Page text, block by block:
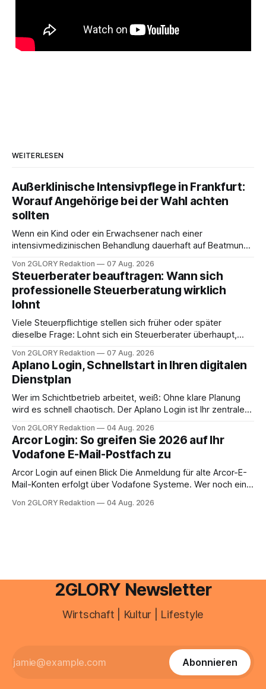
WEITERLESEN
Außerklinische Intensivpflege in Frankfurt:
Worauf Angehörige bei der Wahl achten
sollten
Wenn ein Kind oder ein Erwachsener nach einer
intensivmedizinischen Behandlung dauerhaft auf Beatmung
angewiesen ist, stellt sich für Familien eine schwierige
Frage: Muss die Versorgung dauerhaft in der Klinik bleiben –
oder ist ein Leben zu Hause möglich? Die außerklinische
Intensivpflege bietet genau diese Alternative: Sie
Von 2GLORY Redaktion 07 Aug. 2026
Steuerberater beauftragen: Wann sich
professionelle Steuerberatung wirklich
lohnt
Viele Steuerpflichtige stellen sich früher oder später
dieselbe Frage: Lohnt sich ein Steuerberater überhaupt,
erledigen? Die kurze Antwort: Bei einfachen
Einkommensverhältnissen reicht häufig eine Steuersoftware
aus – sobald jedoch mehrere Einkunftsarten
zusammentreffen oder größere finanzielle Veränderungen
anstehen, zahlt sich professionelle Unterstützung meist
Von 2GLORY Redaktion 07 Aug. 2026
Aplano Login, Schnellstart in Ihren digitalen
Dienstplan
Wer im Schichtbetrieb arbeitet, weiß: Ohne klare Planung
wird es schnell chaotisch. Der Aplano Login ist Ihr zentraler
abwesenheiten und die gesamte kommunikation rund um
Ihr personal digital zu organisieren. In diesem Leitfaden
erfahren Sie alles, was Sie für einen reibungslosen Einstieg
brauchen, von der Registrierung
Von 2GLORY Redaktion 04 Aug. 2026
Arcor Login: So greifen Sie 2026 auf Ihr
Vodafone E-Mail-Postfach zu
Arcor Login auf einen Blick Die Anmeldung für alte Arcor-E-
Mail-Konten erfolgt über Vodafone Systeme. Wer noch eine
besitzt, loggt sich heute über das Vodafone E-Mail & Cloud
Von 2GLORY Redaktion 04 Aug. 2026
2GLORY Newsletter
Wirtschaft | Kultur | Lifestyle
Abonnieren